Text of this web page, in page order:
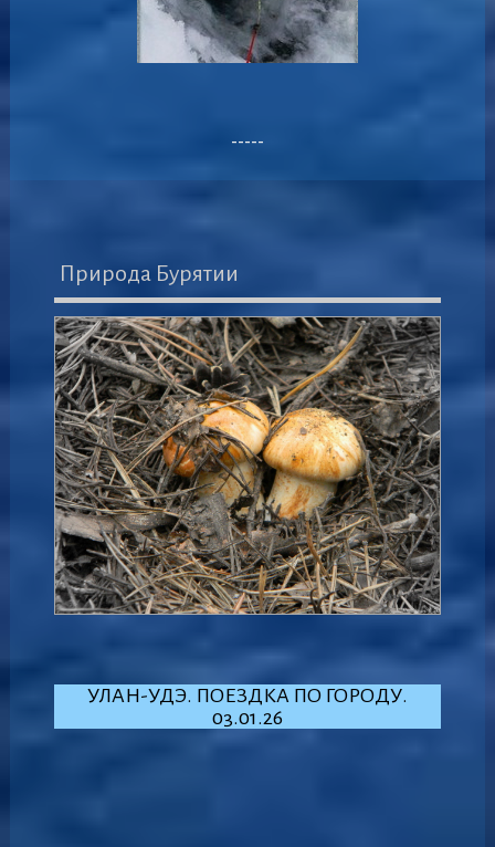
-----
Природа Бурятии
УЛАН-УДЭ. ПОЕЗДКА ПО ГОРОДУ.
03.01.26